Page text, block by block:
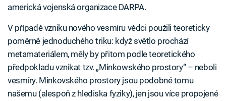
americká vojenská organizace DARPA.
V případě vzniku nového vesmíru vědci použili teoreticky
poměrně jednoduchého triku: když světlo prochází
metamateriálem, měly by přitom podle teoretického
předpokladu vznikat tzv. „Minkowského prostory“ – neboli
vesmíry. Minkovského prostory jsou podobné tomu
našemu (alespoň z hlediska fyziky), jen jsou více propojené